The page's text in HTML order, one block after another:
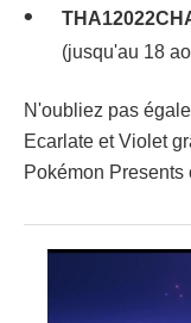
(jusqu'au 18
N'oubliez pas
Ecarlate et Violet
Pokémon Presents